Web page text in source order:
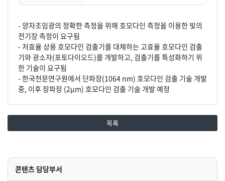
- 양자조임광의 정확한 측정을 위해 호모다인 측정을 이용한 빛의
전기장 측정이 요구됨
- 저효율 상용 호모다인 검출기를 대체하는 고효율 호모다인 검출
기와 광소자(포토다이오드)를 개발하고, 검출기를 특성화하기 위
한 기술이 요구됨
- 한국천문연구원에서 단파장(1064 nm) 호모다인 검출 기술 개발
중, 이후 장파장 (2μm) 호모다인 검출 기술 개발 예정
목록
콘텐츠 담당부서